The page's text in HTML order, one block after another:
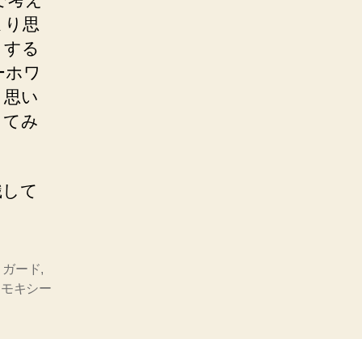
思
る
ワ
い
み
て
ード,
モキシー